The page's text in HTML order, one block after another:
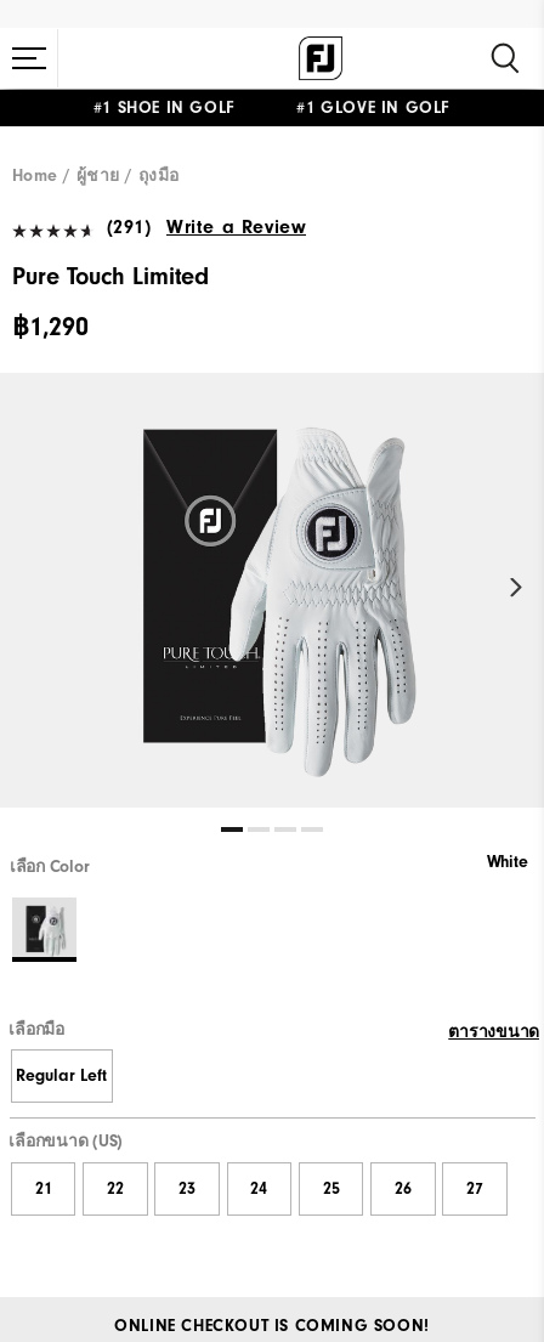
#1 SHOE IN GOLF #1 GLOVE IN GOLF
Home ผู้ชาย ถุงมือ
(291) Write a Review
Pure Touch Limited
฿1,290
เลือก Color White
เลือกมือ ตารางขนาด
Regular Left
เลือกขนาด (US)
21 22 23 24 25 26 27
ONLINE CHECKOUT IS COMING SOON!